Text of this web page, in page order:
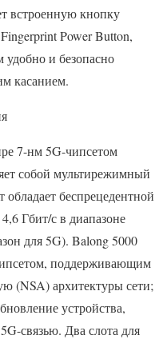
встроенную кнопку
Power Button,
удобно и безопасно
касанием.
7-нм 5G-чипсетом
собой мультирежимный
обладает беспрецедентной
Гбит/с в диапазоне
для 5G). Balong 5000
поддерживающим
(NSA) архитектуры сети;
устройства,
связью. Два слота для